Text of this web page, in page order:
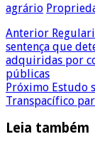
agrário
Anterior
sentença que
adquiridas por
públicas
Próximo Estudo
Transpacífico
Leia também